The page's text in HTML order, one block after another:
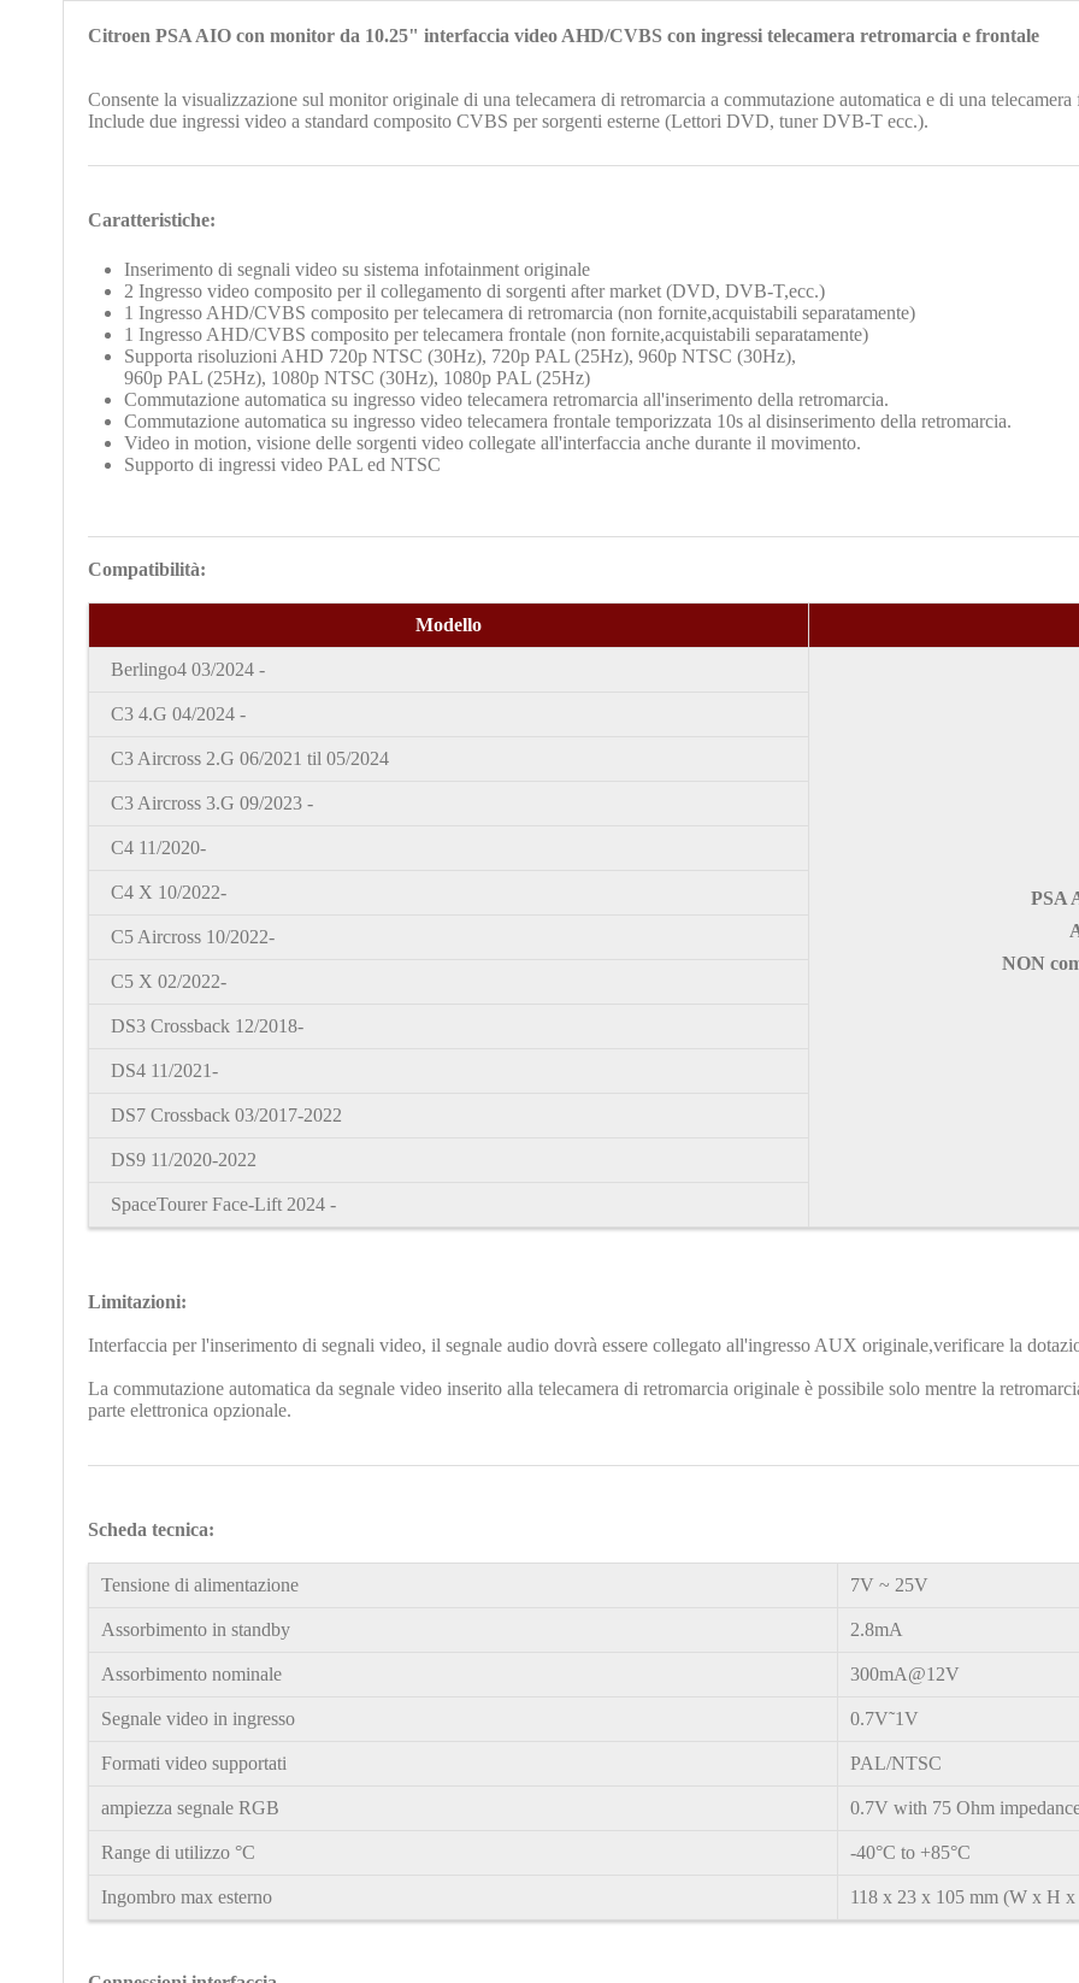
Citroen PSA AIO con monitor da 10.25" interfaccia video AHD/CVBS con ingressi telecamera retromarcia e frontale
Consente la visualizzazione sul monitor originale di una telecamera di retromarcia a commutazione automatica e di una telecamera
Include due ingressi video a standard composito CVBS per sorgenti esterne (Lettori DVD, tuner DVB-T ecc.).
Caratteristiche:
Inserimento di segnali video su sistema infotainment originale
2 Ingresso video composito per il collegamento di sorgenti after market (DVD, DVB-T,ecc.)
1 Ingresso AHD/CVBS composito per telecamera di retromarcia (non fornite,acquistabili separatamente)
1 Ingresso AHD/CVBS composito per telecamera frontale (non fornite,acquistabili separatamente)
Supporta risoluzioni AHD 720p NTSC (30Hz), 720p PAL (25Hz), 960p NTSC (30Hz),
960p PAL (25Hz), 1080p NTSC (30Hz), 1080p PAL (25Hz)
Commutazione automatica su ingresso video telecamera retromarcia all'inserimento della retromarcia.
Commutazione automatica su ingresso video telecamera frontale temporizzata 10s al disinserimento della retromarcia.
Video in motion, visione delle sorgenti video collegate all'interfaccia anche durante il movimento.
Supporto di ingressi video PAL ed NTSC
Compatibilità:
Modello
Berlingo4 03/2024 -
PSA
NON
C3 4.G 04/2024 -
C3 Aircross 2.G 06/2021 til 05/2024
C3 Aircross 3.G 09/2023 -
C4 11/2020-
C4 X 10/2022-
C5 Aircross 10/2022-
C5 X 02/2022-
DS3 Crossback 12/2018-
DS4 11/2021-
DS7 Crossback 03/2017-2022
DS9 11/2020-2022
SpaceTourer Face-Lift 2024 -
Limitazioni:
Interfaccia per l'inserimento di segnali video, il segnale audio dovrà essere collegato all'ingresso AUX originale,verificare la
La commutazione automatica da segnale video inserito alla telecamera di retromarcia originale è possibile solo mentre la
parte elettronica opzionale.
Scheda tecnica:
Tensione di alimentazione 7V ~ 25V
Assorbimento in standby 2.8mA
Assorbimento nominale 300mA@12V
Segnale video in ingresso 0.7V˜1V
Formati video supportati PAL/NTSC
ampiezza segnale RGB 0.7V with 75 Ohm
Range di utilizzo °C -40°C to +85°C
Ingombro max esterno 118 x 23 x 105 mm (W x H